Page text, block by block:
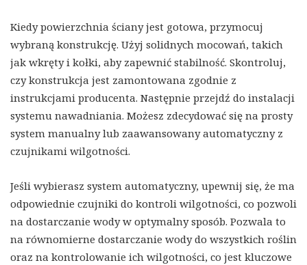
Kiedy powierzchnia ściany jest gotowa, przymocuj
wybraną konstrukcję. Użyj solidnych mocowań, takich
jak wkręty i kołki, aby zapewnić stabilność. Skontroluj,
czy konstrukcja jest zamontowana zgodnie z
instrukcjami producenta. Następnie przejdź do instalacji
systemu nawadniania. Możesz zdecydować się na prosty
system manualny lub zaawansowany automatyczny z
czujnikami wilgotności.
Jeśli wybierasz system automatyczny, upewnij się, że ma
odpowiednie czujniki do kontroli wilgotności, co pozwoli
na dostarczanie wody w optymalny sposób. Pozwala to
na równomierne dostarczanie wody do wszystkich roślin
oraz na kontrolowanie ich wilgotności, co jest kluczowe